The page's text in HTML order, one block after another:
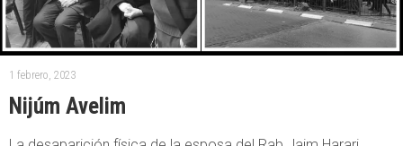
1 febrero, 2023
Nijúm Avelim